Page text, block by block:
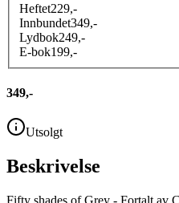
Heftet229,-
Innbundet349,-
Lydbok249,-
E-bok199,-
349,-
Utsolgt
Beskrivelse